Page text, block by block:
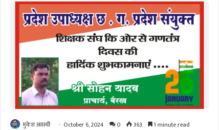
मुकेश अवस्थी October 6, 2024 0 363 1 minute read